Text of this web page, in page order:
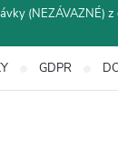
(NEZÁVAZNÉ)
GDPR